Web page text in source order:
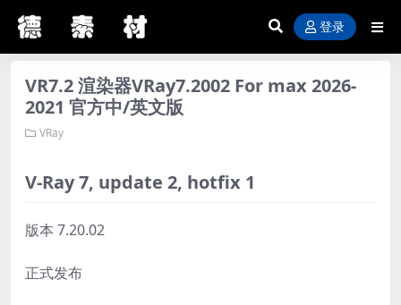
登录
VR7.2 渲染器VRay7.2002 For max 2026-
2021 官方中/英文版
VRay
V-Ray 7, update 2, hotfix 1
版本 7.20.02
正式发布